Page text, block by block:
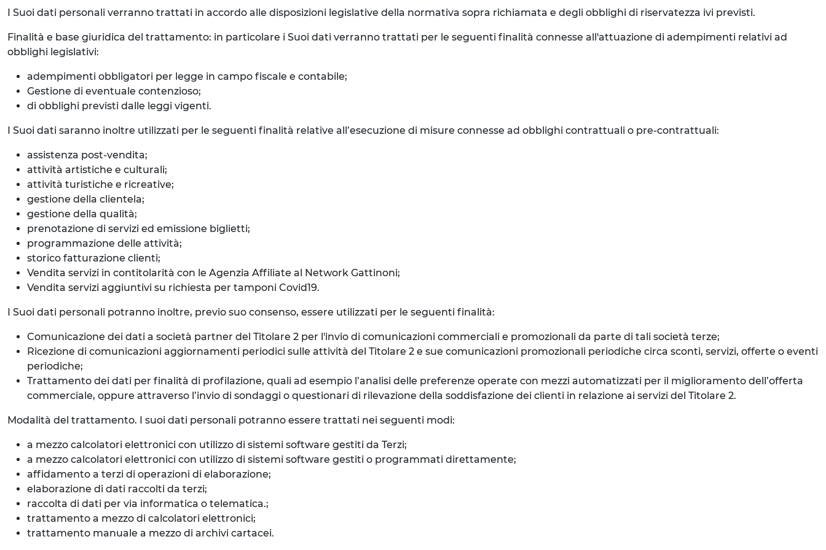
I Suoi dati personali verranno trattati in accordo alle disposizioni legislative della normativa sopra richiamata e degli obblighi di riservatezza ivi previsti.
Finalità e base giuridica del trattamento: in particolare i Suoi dati verranno trattati per le seguenti finalità connesse all'attuazione di adempimenti relativi ad
obblighi legislativi:
adempimenti obbligatori per legge in campo fiscale e contabile;
Gestione di eventuale contenzioso;
di obblighi previsti dalle leggi vigenti.
I Suoi dati saranno inoltre utilizzati per le seguenti finalità relative all’esecuzione di misure connesse ad obblighi contrattuali o pre-contrattuali:
assistenza post-vendita;
attività artistiche e culturali;
attività turistiche e ricreative;
gestione della clientela;
gestione della qualità;
prenotazione di servizi ed emissione biglietti;
programmazione delle attività;
storico fatturazione clienti;
Vendita servizi in contitolarità con le Agenzia Affiliate al Network Gattinoni;
Vendita servizi aggiuntivi su richiesta per tamponi Covid19.
I Suoi dati personali potranno inoltre, previo suo consenso, essere utilizzati per le seguenti finalità:
Comunicazione dei dati a società partner del Titolare 2 per l'invio di comunicazioni commerciali e promozionali da parte di tali società terze;
Ricezione di comunicazioni aggiornamenti periodici sulle attività del Titolare 2 e sue comunicazioni promozionali periodiche circa sconti, servizi, offerte o eventi
periodiche;
Trattamento dei dati per finalità di profilazione, quali ad esempio l’analisi delle preferenze operate con mezzi automatizzati per il miglioramento dell’offerta
commerciale, oppure attraverso l’invio di sondaggi o questionari di rilevazione della soddisfazione dei clienti in relazione ai servizi del Titolare 2.
Modalità del trattamento. I suoi dati personali potranno essere trattati nei seguenti modi:
a mezzo calcolatori elettronici con utilizzo di sistemi software gestiti da Terzi;
a mezzo calcolatori elettronici con utilizzo di sistemi software gestiti o programmati direttamente;
affidamento a terzi di operazioni di elaborazione;
elaborazione di dati raccolti da terzi;
raccolta di dati per via informatica o telematica.;
trattamento a mezzo di calcolatori elettronici;
trattamento manuale a mezzo di archivi cartacei.